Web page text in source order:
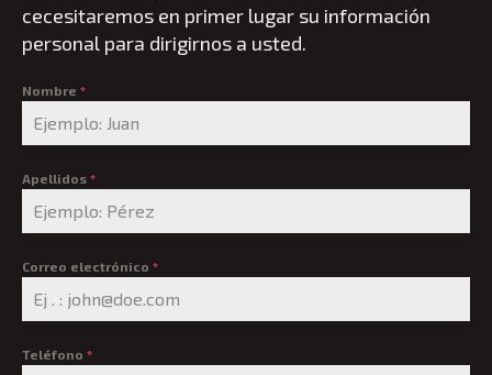
cecesitaremos en primer lugar su información
personal para dirigirnos a usted.
Nombre *
Apellidos *
Correo electrónico *
Teléfono *